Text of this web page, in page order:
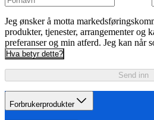
Jeg ønsker å motta
produkter, tjenester, arrangementer og
preferanser og min atferd. Jeg kan når
Hva betyr dette?
Send inn
Forbrukerprodukter